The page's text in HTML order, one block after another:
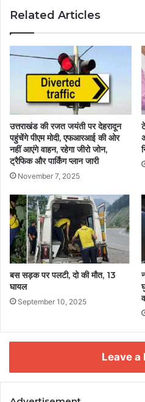
Related Articles
उत्तराखंड की रजत जयंती पर देहरादून
पहुंचेंगे पीएम मोदी, एफआरआई की ओर
नहीं आएंगे वाहन, रहेगा जीरो जोन,
ट्रैफिक और पार्किंग प्लान जारी
November 7, 2025
बस सड़क पर पलटी, दो की मौत, 13
घायल
September 10, 2025
Leave a